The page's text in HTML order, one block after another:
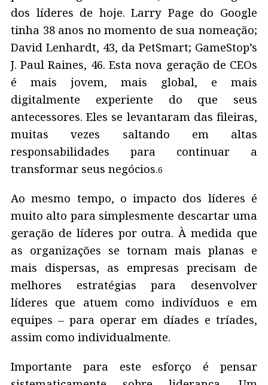
dos líderes de hoje. Larry Page do Google
tinha 38 anos no momento de sua nomeação;
David Lenhardt, 43, da PetSmart; GameStop’s
J. Paul Raines, 46. Esta nova geração de CEOs
é mais jovem, mais global, e mais
digitalmente experiente do que seus
antecessores. Eles se levantaram das fileiras,
muitas vezes saltando em altas
responsabilidades para continuar a
transformar seus negócios.6
Ao mesmo tempo, o impacto dos líderes é
muito alto para simplesmente descartar uma
geração de líderes por outra. À medida que
as organizações se tornam mais planas e
mais dispersas, as empresas precisam de
melhores estratégias para desenvolver
líderes que atuem como indivíduos e em
equipes – para operar em díades e tríades,
assim como individualmente.
Importante para este esforço é pensar